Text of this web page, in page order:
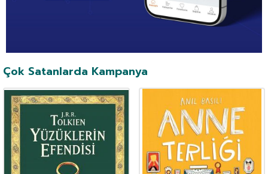
Çok Satanlarda Kampanya